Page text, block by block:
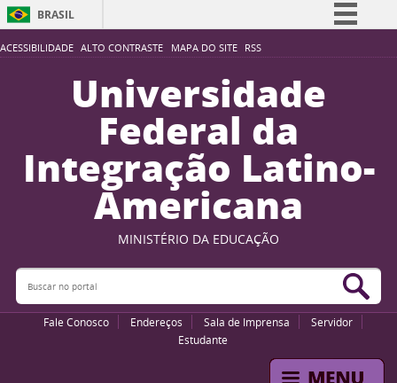
ACESSIBILIDADE ALTO CONTRASTE MAPA DO SITE RSS
BRASIL
Simplifique!
Participe
Acesso à informação
Legislação
Canais
Universidade
Federal da
Integração Latino-
Americana
MINISTÉRIO DA EDUCAÇÃO
Buscar no portal
Fale Conosco Endereços Sala de Imprensa
Servidor
Estudante